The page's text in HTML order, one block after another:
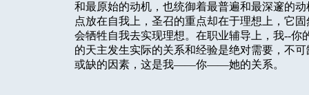
和最原始的动机，也统御着最普遍和最深邃的
点放在自我上，圣召的重点却在于理想上，它
会牺牲自我去实现理想。在职业辅导上，我--你
的天主发生实际的关系和经验是绝对需要，不
或缺的因素，这是我——你——她的关系。